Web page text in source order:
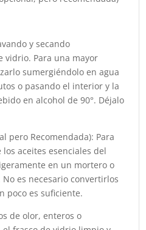
y secando
vidrio. Para una mayor
sumergiéndolo en agua
o pasando el interior y la
en alcohol de 90°. Déjalo
pero Recomendada): Para
aceites esenciales del
en un mortero o
es necesario convertirlos
poco es suficiente.
de olor, enteros o